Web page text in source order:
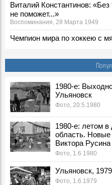
Виталий Константинов:
не поможет...»
Воспоминания, 28 Марта 1949
Чемпион мира по хоккею с
Председатель историко-
Егоров: «Судьба связала
мемориалом»
Воспоминания, 25 Ноября 1949
Два брата – две судьбы
Воспоминания, 19 Марта 1949
Юрий Мельников – педагог и
Герои, 21 Января 1949
Педагог из Ульяновска Ида
подгорье, старой Волге и
Воспоминания, 13 Сентября 1949
1980-е:
Ульяновск
Фото, 20.5.1980
1980-е: летом в
область. Новые
Виктора Русина
Фото, 1.6.1980
Ульяновск, 1979
Фото, 1.6.1979